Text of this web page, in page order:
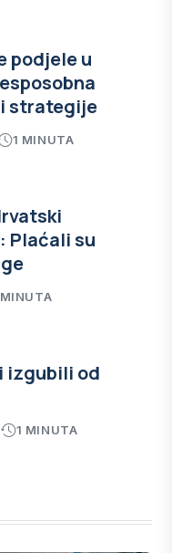
podjele u
strategije
1 MINUTA
Plaćali su
izgubili od
1 MINUTA